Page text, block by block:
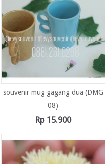
souvenir mug gagang dua (DMG
08)
Rp 15.900